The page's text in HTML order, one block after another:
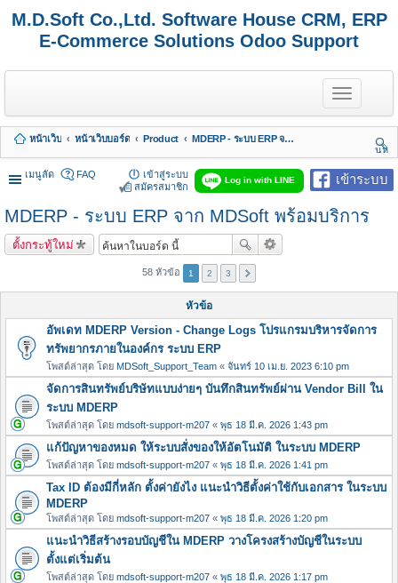
M.D.Soft Co.,Ltd. Software House CRM, ERP
E-Commerce Solutions Odoo Support
T
o
g
e
n
a
i
g
n
หน้าเว็บ หน้าเว็บบอร์ด Product
MDERP - ระบบ ERP จาก MDSoft พร้อมบริการ
นห
า
เมนูลัด
เข้าระบบ
Log in with LINE
FAQ
เข้าสู่ระบบ
สมัครสมาชิก
MDERP - ระบบ ERP จาก MDSoft พร้อมบริการ
ตั้งกระทู้ใหม่
58 หัวข้อ 1 2 3
หัวข้อ
อัพเดท MDERP Version - Change Logs โปรแกรมบริหารจัดการ
ทรัพยากรภายในองค์กร ระบบ ERP
โพสต์ล่าสุด โดย MDSoft_Support_Team « จันทร์ 10 เม.ย. 2023 6:10 pm
จัดการสินทรัพย์บริษัทแบบง่ายๆ บันทึกสินทรัพย์ผ่าน Vendor Bill ใน
ระบบ MDERP
โพสต์ล่าสุด โดย mdsoft-support-m207 « พุธ 18 มี.ค. 2026 1:43 pm
แก้ปัญหาของหมด ให้ระบบสั่งของให้อัตโนมัติ ในระบบ MDERP
โพสต์ล่าสุด โดย mdsoft-support-m207 « พุธ 18 มี.ค. 2026 1:41 pm
Tax ID ต้องมีกี่หลัก ตั้งค่ายังไง แนะนำวิธีตั้งค่าใช้กับเอกสาร ในระบบ
MDERP
โพสต์ล่าสุด โดย mdsoft-support-m207 « พุธ 18 มี.ค. 2026 1:20 pm
แนะนำวิธีสร้างรอบบัญชีใน MDERP วางโครงสร้างบัญชีในระบบ
ตั้งแต่เริ่มต้น
โพสต์ล่าสุด โดย mdsoft-support-m207 « พุธ 18 มี.ค. 2026 1:17 pm